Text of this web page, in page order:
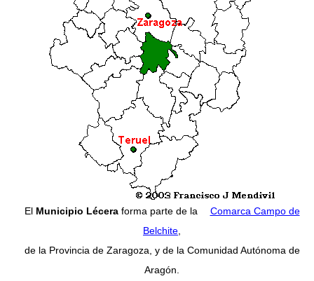
El Municipio Léceraforma parte de la
Comarca Campo de
Belchite,
de la Provincia de Zaragoza, y de la Comunidad Autónoma de
Aragón.